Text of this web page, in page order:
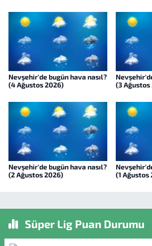
Nevşehir'de bugün hava nasıl?
(4 Ağustos 2026)
(3 Ağustos
Nevşehir'de bugün hava nasıl?
(2 Ağustos 2026)
(1 Ağustos
Süper Lig Puan Durumu